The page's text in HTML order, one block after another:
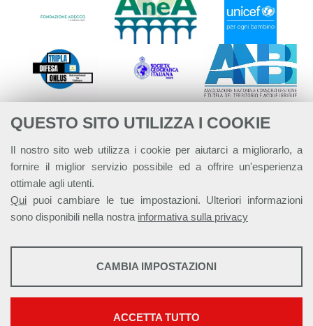
QUESTO SITO UTILIZZA I COOKIE
Il nostro sito web utilizza i cookie per aiutarci a migliorarlo, a
fornire il miglior servizio possibile ed a offrire un'esperienza
ottimale agli utenti.
Qui puoi cambiare le tue impostazioni. Ulteriori informazioni
sono disponibili nella nostra informativa sulla privacy
STATISTICHE
Mostra maggiori informazioni
CAMBIA IMPOSTAZIONI
ACCETTA TUTTO
Alleanza Italiana per lo Sviluppo Sostenibile - ASviS